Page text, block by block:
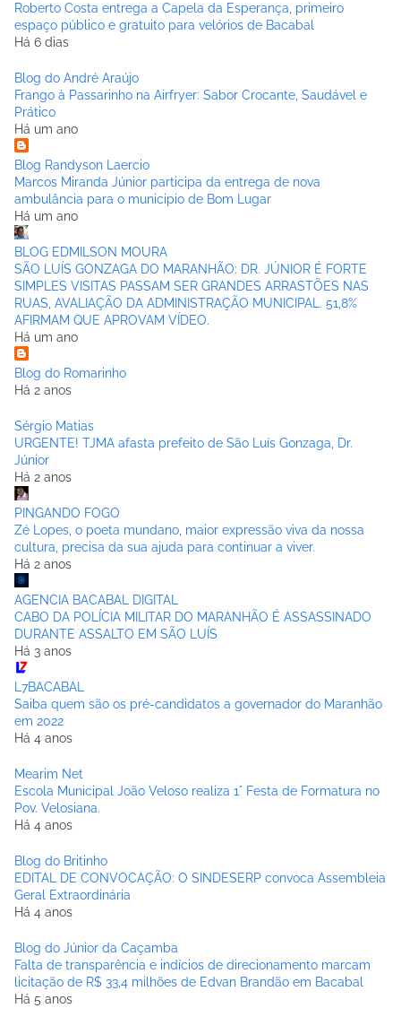
Roberto Costa entrega a Capela da Esperança, primeiro
espaço público e gratuito para velórios de Bacabal
Há 6 dias
Blog do André Araújo
Frango à Passarinho na Airfryer: Sabor Crocante, Saudável e
Prático
Há um ano
Blog Randyson Laercio
Marcos Miranda Júnior participa da entrega de nova
ambulância para o municipio de Bom Lugar
Há um ano
BLOG EDMILSON MOURA
SÃO LUÍS GONZAGA DO MARANHÃO: DR. JÚNIOR É FORTE
SIMPLES VISITAS PASSAM SER GRANDES ARRASTÕES NAS
RUAS, AVALIAÇÃO DA ADMINISTRAÇÃO MUNICIPAL. 51,8%
AFIRMAM QUE APROVAM VÍDEO.
Há um ano
Blog do Romarinho
Há 2 anos
Sérgio Matias
URGENTE! TJMA afasta prefeito de São Luís Gonzaga, Dr.
Júnior
Há 2 anos
PINGANDO FOGO
Zé Lopes, o poeta mundano, maior expressão viva da nossa
cultura, precisa da sua ajuda para continuar a viver.
Há 2 anos
AGENCIA BACABAL DIGITAL
CABO DA POLÍCIA MILITAR DO MARANHÃO É ASSASSINADO
DURANTE ASSALTO EM SÃO LUÍS
Há 3 anos
L7BACABAL
Saiba quem são os pré-candidatos a governador do Maranhão
em 2022
Há 4 anos
Mearim Net
Escola Municipal João Veloso realiza 1° Festa de Formatura no
Pov. Velosiana.
Há 4 anos
Blog do Britinho
EDITAL DE CONVOCAÇÃO: O SINDESERP convoca Assembleia
Geral Extraordinária
Há 4 anos
Blog do Júnior da Caçamba
Falta de transparência e indícios de direcionamento marcam
licitação de R$ 33,4 milhões de Edvan Brandão em Bacabal
Há 5 anos